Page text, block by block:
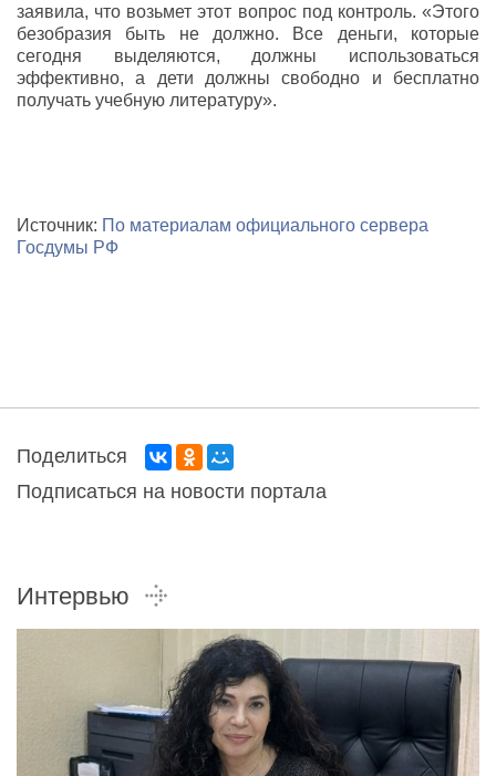
заявила, что возьмет этот вопрос под контроль. «Этого
безобразия быть не должно. Все деньги, которые
сегодня выделяются, должны использоваться
эффективно, а дети должны свободно и бесплатно
получать учебную литературу».
Источник: По материалам официального сервера
Госдумы РФ
Поделиться
Подписаться на новости портала
Интервью